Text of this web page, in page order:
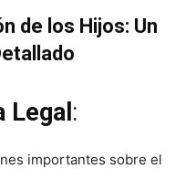
de los Hijos: Un
Legal :
importantes sobre el